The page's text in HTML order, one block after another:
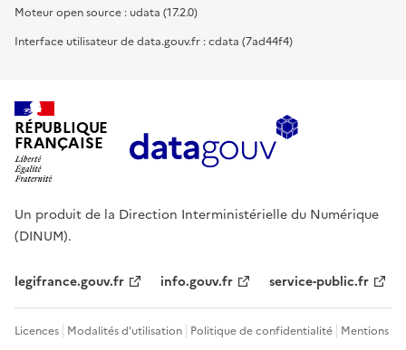
Moteur open source : udata (17.2.0)
Interface utilisateur de data.gouv.fr : cdata (7ad44f4)
RÉPUBLIQUE
FRANÇAISE
Un produit de la Direction Interministérielle du Numérique
(DINUM).
legifrance.gouv.fr info.gouv.fr service-public.fr
Licences Modalités d'utilisation Politique de confidentialité Mentions